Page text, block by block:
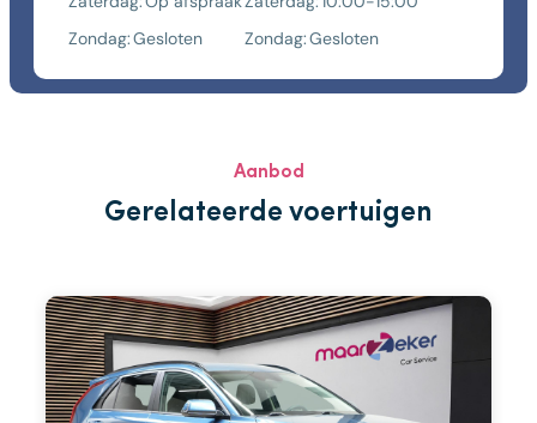
Zondag:Gesloten
Zondag:Gesloten
Aanbod
Gerelateerde voertuigen